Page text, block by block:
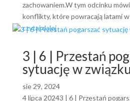
zachowaniem.W tym odcinku
konflikty, które powracają latami
czytaj dalej
3 | 6 | Przestań
sytuację w związku
sie 29, 2024
4 lipca 20243 | 6 | Przestań